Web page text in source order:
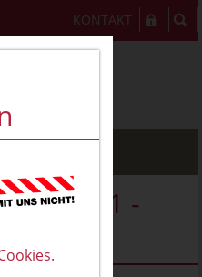
KONTAKT
VT03171 -